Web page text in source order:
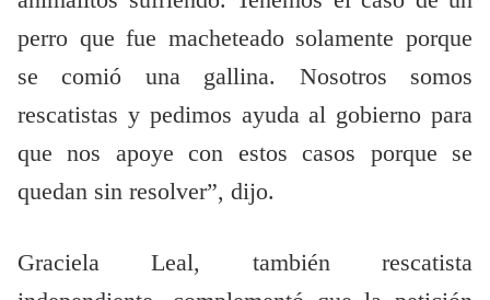
perro que fue macheteado solamente porque
se comió una gallina. Nosotros somos
rescatistas y pedimos ayuda al gobierno para
que nos apoye con estos casos porque se
quedan sin resolver”, dijo.
Graciela Leal, también rescatista